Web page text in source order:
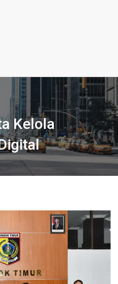
Kelola